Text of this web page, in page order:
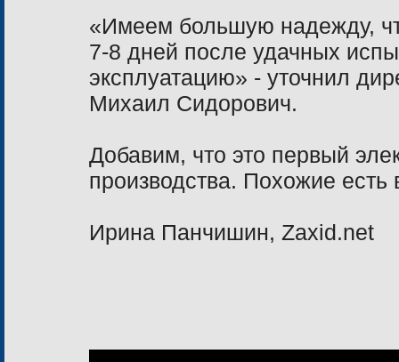
«Имеем большую надежду,
7-8 дней после удачных
эксплуатацию» - уточнил
Михаил Сидорович.
Добавим, что это первый
производства. Похожие
Ирина Панчишин, Zaxid.net